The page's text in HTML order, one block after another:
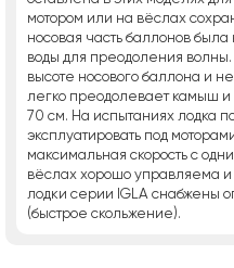
мотором или на вёслах
носовая часть баллонов
воды для преодоления волны.
высоте носового баллона и
легко преодолевает камыш и
70 см. На испытаниях лодка
эксплуатировать под
максимальная скорость с
вёслах хорошо управляема и
лодки серии IGLA снабжены
(быстрое скольжение).